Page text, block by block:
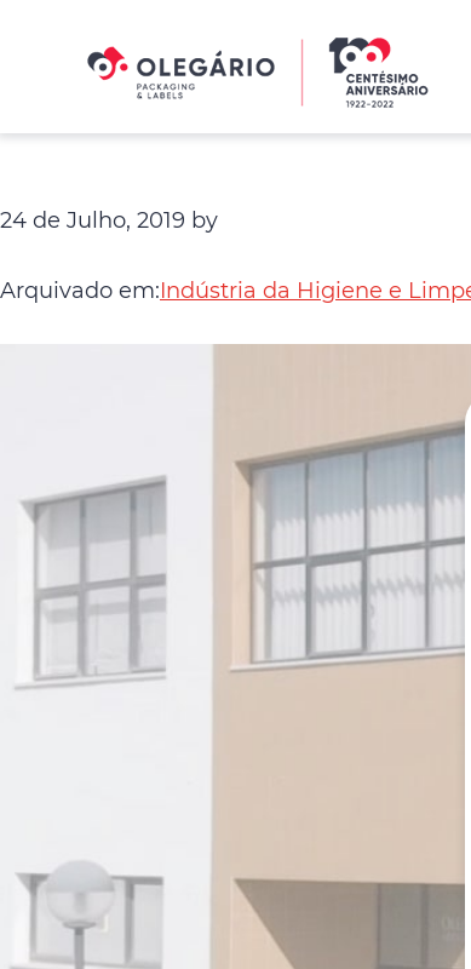
Olegário
&
24 de Julho, 2019 by
Arquivado em:Indústria da Higiene e